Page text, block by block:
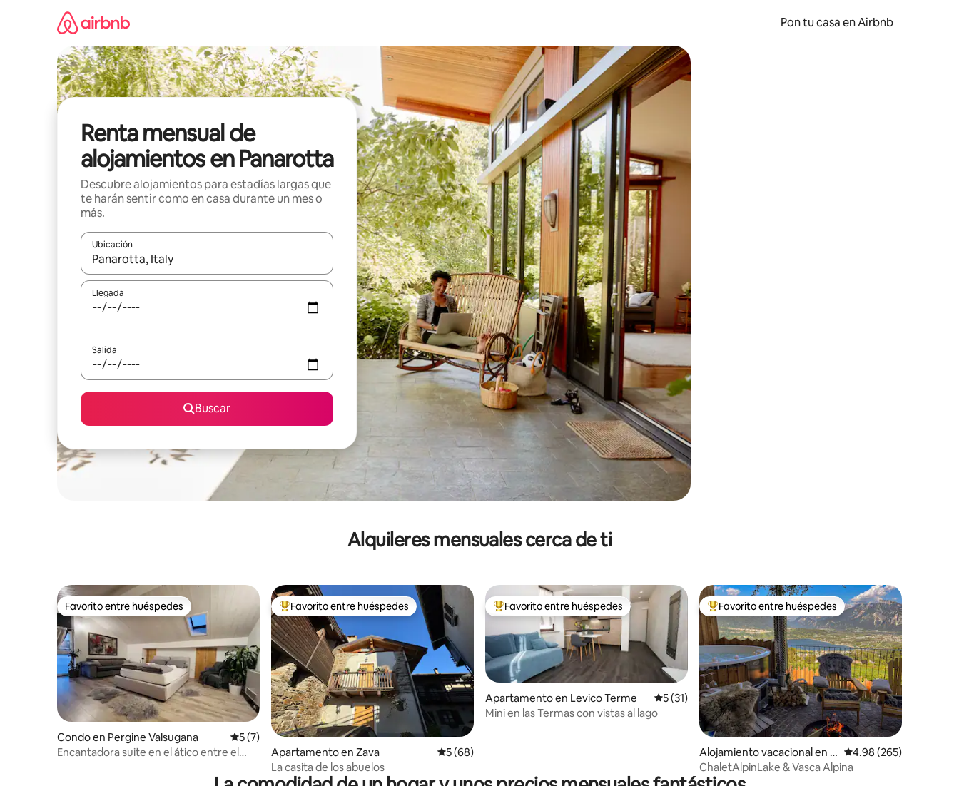
Pon tu casa en Airbnb
Renta mensual de
alojamientos en Panarotta
Descubre alojamientos para estadías largas que
te harán sentir como en casa durante un mes o
más.
Ubicación
Cuando los resultados estén disponibles, navega con las teclas de flecha hacia arriba y hacia abajo o explora con el tacto o desliza el dedo.
Llegada
Salida
Buscar
Alquileres mensuales cerca de ti
Favorito entre huéspedes
Favorito entre huéspedes
Condo en Pergine Valsugana Calificación promedio: 5 de 5, 7 reseñas
5 (7)
Encantadora suite en el ático entre el
Favorito entre huéspedes preferido
Favorito entre huéspedes
Apartamento en Zava Calificación promedio: 5 de 5, 68 reseñas
5 (68)
La casita de los abuelos
Favorito entre huéspedes preferido
Favorito entre huéspedes
Apartamento en Levico Terme Calificación promedio: 5 de 5, 31 reseñas
5 (31)
Mini en las Termas con vistas al lago
Favorito entre huéspedes preferido
Favorito entre huéspedes
Alojamiento vacacional en B
osentino
Calificación promedio:
4.98 (265)
ChaletAlpinLake & Vasca Alpina